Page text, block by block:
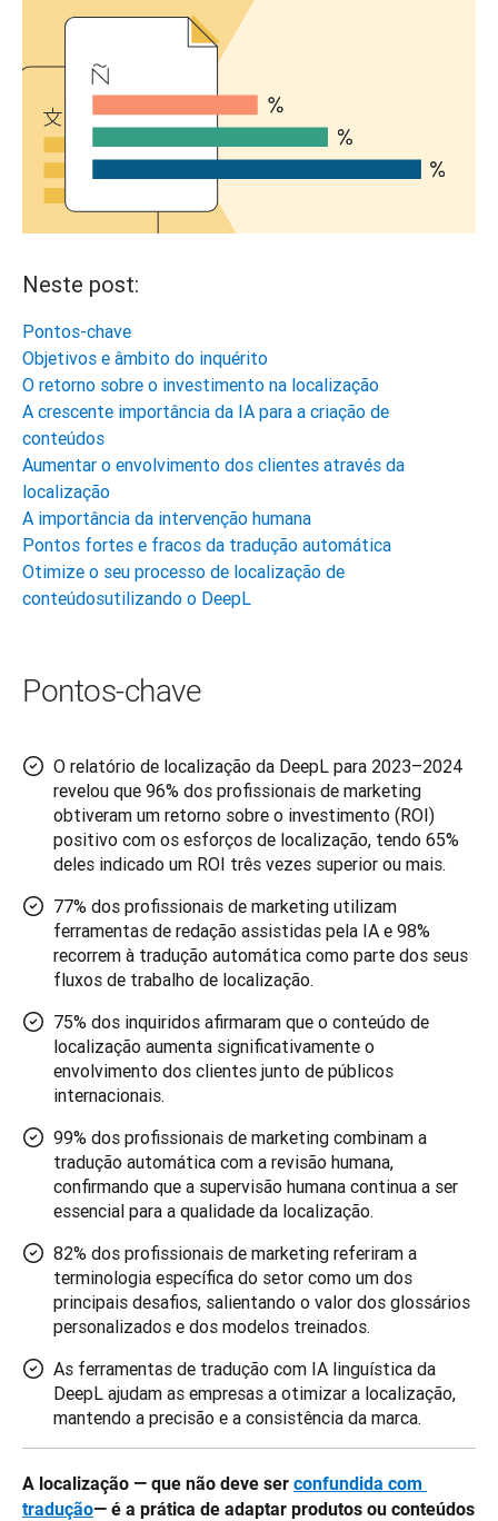
Neste post:
Pontos-chave
Objetivos e âmbito do inquérito
O retorno sobre o investimento na localização
A crescente importância da IA para a criação de
conteúdos
Aumentar o envolvimento dos clientes através da
localização
A importância da intervenção humana
Pontos fortes e fracos da tradução automática
Otimize o seu processo de localização de
conteúdosutilizando o DeepL
Pontos-chave
O relatório de localização da DeepL para 2023–2024
revelou que 96% dos profissionais de marketing
obtiveram um retorno sobre o investimento (ROI)
positivo com os esforços de localização, tendo 65%
deles indicado um ROI três vezes superior ou mais.
77% dos profissionais de marketing utilizam
ferramentas de redação assistidas pela IA e 98%
recorrem à tradução automática como parte dos seus
fluxos de trabalho de localização.
75% dos inquiridos afirmaram que o conteúdo de
localização aumenta significativamente o
envolvimento dos clientes junto de públicos
internacionais.
99% dos profissionais de marketing combinam a
tradução automática com a revisão humana,
confirmando que a supervisão humana continua a ser
essencial para a qualidade da localização.
82% dos profissionais de marketing referiram a
terminologia específica do setor como um dos
principais desafios, salientando o valor dos glossários
personalizados e dos modelos treinados.
As ferramentas de tradução com IA linguística da
DeepL ajudam as empresas a otimizar a localização,
mantendo a precisão e a consistência da marca.
A localização — que não deve ser confundida com
tradução— é a prática de adaptar produtos ou conteúdos